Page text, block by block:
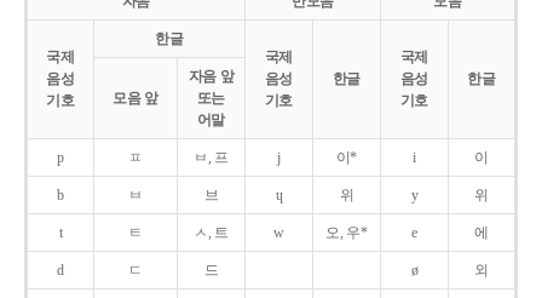
국제
음성
기호
한글
국제
음성
기호
한글
국제
음성
기호
한글
모음 앞
자음 앞
또는
어말
p ㅍ ㅂ, 프 j 이* i 이
b ㅂ 브 ɥ 위 y 위
t ㅌ ㅅ, 트 w 오, 우* e 에
d ㄷ 드 ø 외